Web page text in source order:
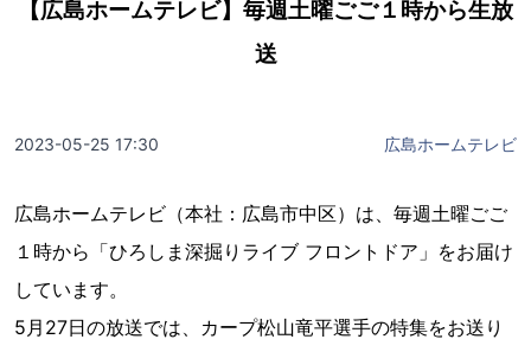
【広島ホームテレビ】毎週土曜ごご１時から生放
送
2023-05-25 17:30 広島ホームテレビ
広島ホームテレビ（本社：広島市中区）は、毎週土曜ごご
１時から「ひろしま深掘りライブ フロントドア」をお届け
しています。
5月27日の放送では、カープ松山竜平選手の特集をお送り